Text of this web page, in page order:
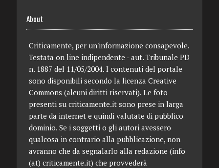
About
Criticamente, per un'informazione consapevole.
Testata on line indipendente - aut. Tribunale PD
n. 1887 del 11/05/2004. I contenuti del portale
sono disponibili secondo la licenza Creative
Commons (alcuni diritti riservati). Le foto
presenti su criticamente.it sono prese in larga
parte da internet e quindi valutate di pubblico
dominio. Se i soggetti o gli autori avessero
qualcosa in contrario alla pubblicazione, non
avranno che da segnalarlo alla redazione (info
(at) criticamente.it) che provvederà